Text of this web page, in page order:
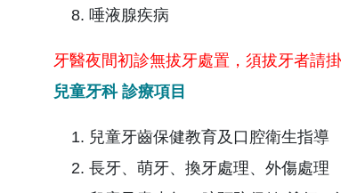
唾液腺疾病
牙醫夜間初診無拔牙處置，須拔牙者請
兒童牙科 診療項目
兒童牙齒保健教育及口腔衛生指導
長牙、萌牙、換牙處理、外傷處理